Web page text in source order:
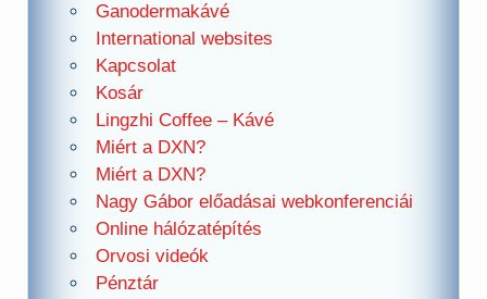
Ganodermakávé
International websites
Kapcsolat
Kosár
Lingzhi Coffee – Kávé
Miért a DXN?
Miért a DXN?
Nagy Gábor előadásai webkonferenciái
Online hálózatépítés
Orvosi videók
Pénztár